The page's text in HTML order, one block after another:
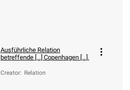
Ausführliche Relation
betreffende [...] Copenhagen [...].
Creator: Relation